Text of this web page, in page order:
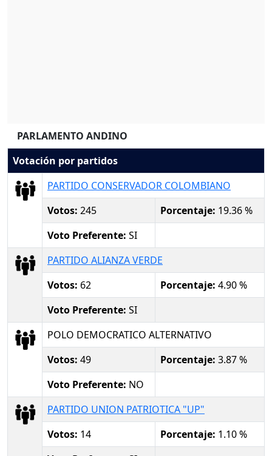
PARLAMENTO ANDINO
Votación por partidos
PARTIDO CONSERVADOR COLOMBIANO
Votos: 245 Porcentaje: 19.36 %
Voto Preferente: SI
PARTIDO ALIANZA VERDE
Votos: 62 Porcentaje: 4.90 %
Voto Preferente: SI
POLO DEMOCRATICO ALTERNATIVO
Votos: 49 Porcentaje: 3.87 %
Voto Preferente: NO
PARTIDO UNION PATRIOTICA "UP"
Votos: 14 Porcentaje: 1.10 %